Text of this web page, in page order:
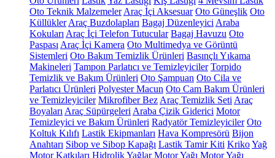
Oto Teknik Malzemeler Araç İçi Aksesuar Oto Güneşlik Oto
Küllükler Araç Buzdolapları Bagaj Düzenleyici Araba
Kokuları Araç İçi Telefon Tutucular Bagaj Havuzu Oto
Paspası Araç İçi Kamera Oto Multimedya ve Görüntü
Sistemleri Oto Bakım Temizlik Ürünleri Basınçlı Yıkama
Makineleri Tampon Parlatıcı ve Temizleyiciler Torpido
Temizlik ve Bakım Ürünleri Oto Şampuan Oto Cila ve
Parlatıcı Ürünleri Polyester Macun Oto Cam Bakım Ürünleri
ve Temizleyiciler Mikrofiber Bez Araç Temizlik Seti Araç
Boyaları Araç Süpürgeleri Araba Çizik Giderici Motor
Temizleyici ve Bakım Ürünleri Radyatör Temizleyiciler Oto
Koltuk Kılıfı Lastik Ekipmanları Hava Kompresörü Bijon
Anahtarı Sibop ve Sibop Kapağı Lastik Tamir Kiti KrikoYağ
Motor Katkıları Hidrolik Yağlar Motor Yağı Motor Yağı